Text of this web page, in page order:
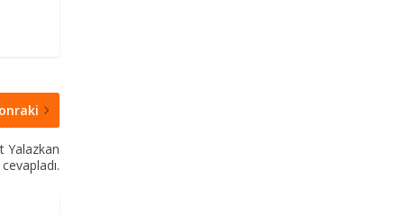
Yalazkan
cevapladı.